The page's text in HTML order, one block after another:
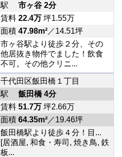
駅 市ヶ谷 2分
賃料 22.4万坪1.55万
面積 47.98m²／14.51坪
市ヶ谷駅より徒歩２分、その
他居抜き物件でました！飲食
不可。その他クリニ...
千代田区飯田橋１丁目
駅 飯田橋 4分
賃料 51.7万坪2.66万
面積 64.35m²／19.46坪
飯田橋駅より徒歩４分！目...
[居酒屋, 和食・寿司, 焼き鳥, 鉄
板...